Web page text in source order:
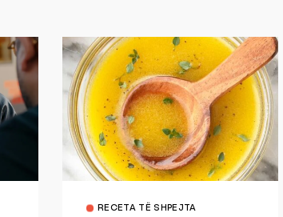
RECETA TË SHPEJTA